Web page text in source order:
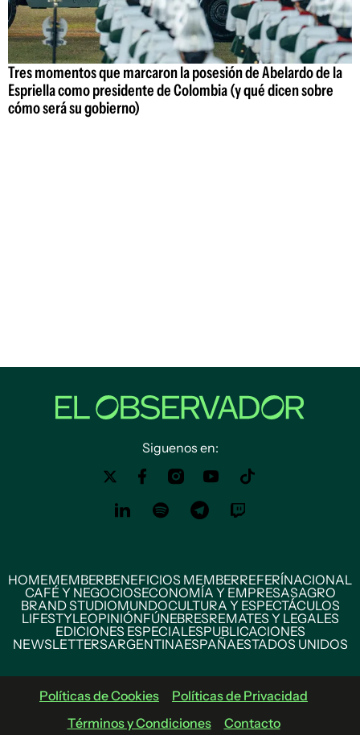
Tres momentos que marcaron la posesión de Abelardo de la
Espriella como presidente de Colombia (y qué dicen sobre
cómo será su gobierno)
Siguenos en:
HOMEMEMBERBENEFICIOS MEMBERREFERÍNACIONAL
CAFÉ Y NEGOCIOSECONOMÍA Y EMPRESASAGRO
BRAND STUDIOMUNDOCULTURA Y ESPECTÁCULOS
LIFESTYLEOPINIÓNFÚNEBRESREMATES Y LEGALES
EDICIONES ESPECIALESPUBLICACIONES
NEWSLETTERSARGENTINAESPAÑAESTADOS UNIDOS
Políticas de Cookies
Políticas de Privacidad
Términos y Condiciones
Contacto